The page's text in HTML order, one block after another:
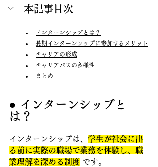
本記事目次
インターンシップとは？
長期インターンシップに参加するメリット
キャリアの形成
キャリアパスの多様性
まとめ
● インターンシップと
は？
インターンシップは、 学生が社会に出
る前に実際の職場で業務を体験し、職
業理解を深める制度 です。